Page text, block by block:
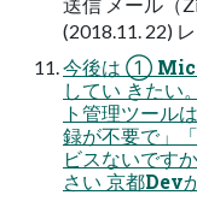
(2018.11. 22)
今後は ①
してい きた
ト管理ツール
録が不要で」
ビスないです
さい 京都Dev